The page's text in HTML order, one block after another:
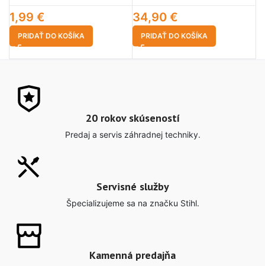
1,99 €
PRIDAŤ DO KOŠÍKA
34,90 €
PRIDAŤ DO KOŠÍKA
20 rokov skúseností
Predaj a servis záhradnej techniky.
Servisné služby
Špecializujeme sa na značku Stihl.
Kamenná predajňa